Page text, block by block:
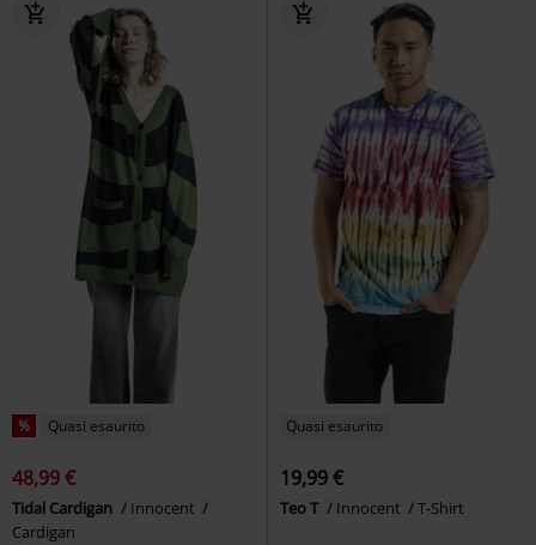
% Quasi esaurito
48,99 €
Tidal Cardigan
Innocent
Cardigan
Quasi esaurito
19,99 €
Teo T Innocent T-Shirt